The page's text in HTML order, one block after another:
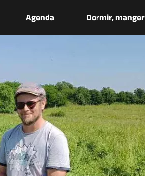
Agenda Dormir, manger